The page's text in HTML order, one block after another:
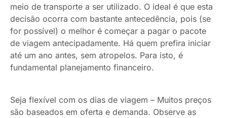
meio de transporte a ser utilizado. O ideal é que esta
decisão ocorra com bastante antecedência, pois (se
for possível) o melhor é começar a pagar o pacote
de viagem antecipadamente. Há quem prefira iniciar
até um ano antes, sem atropelos. Para isto, é
fundamental planejamento financeiro.
Seja flexível com os dias de viagem – Muitos preços
são baseados em oferta e demanda. Observe as